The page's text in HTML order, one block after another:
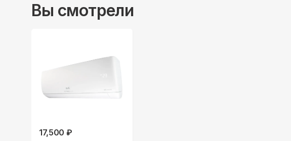
Вы смотрели
17,500 ₽